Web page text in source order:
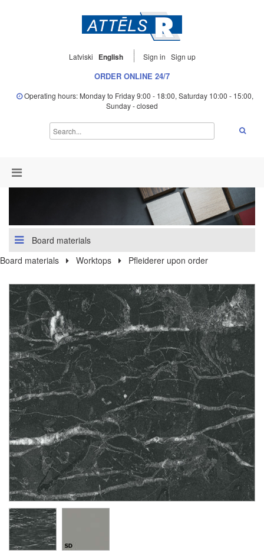
Latviski English Sign in Sign up
ORDER ONLINE 24/7
Operating hours: Monday to Friday 9:00 - 18:00, Saturday 10:00 - 15:00,
Sunday - closed
Board materials
Board materials
Worktops Pfleiderer upon order